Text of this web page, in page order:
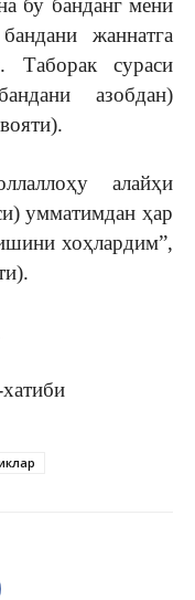
бу банданг мени
жаннатга
Таборак сураси
азобдан)
алайҳи
умматимдан ҳар
хоҳлардим”,